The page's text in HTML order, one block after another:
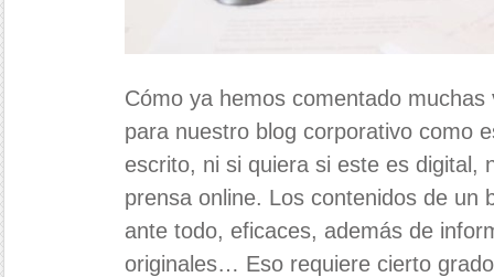
Cómo ya hemos comentado
para nuestro blog corporativo como
escrito, ni si quiera si este es digital,
prensa online. Los contenidos de un
ante todo, eficaces, además de
originales… Eso requiere cierto